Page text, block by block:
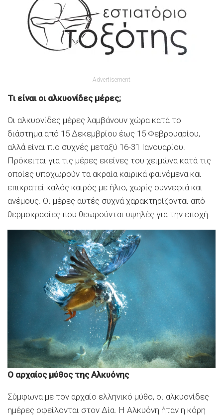
Advertisement
Τι είναι οι αλκυονίδες μέρες;
Οι αλκυονίδες μέρες λαμβάνουν χώρα κατά το
διάστημα από 15 Δεκεμβρίου έως 15 Φεβρουαρίου,
αλλά είναι πιο συχνές μεταξύ 16-31 Ιανουαρίου.
Πρόκειται για τις μέρες εκείνες του χειμώνα κατά τις
οποίες υποχωρούν τα ακραία καιρικά φαινόμενα και
επικρατεί καλός καιρός με ήλιο, χωρίς συννεφιά και
ανέμους. Οι μέρες αυτές συχνά χαρακτηρίζονται από
θερμοκρασίες που θεωρούνται υψηλές για την εποχή.
Ο αρχαίος μύθος της Αλκυόνης
Σύμφωνα με τον αρχαίο ελληνικό μύθο, οι αλκυονίδες
ημέρες οφείλονται στον Δία. Η Αλκυόνη ήταν η κόρη